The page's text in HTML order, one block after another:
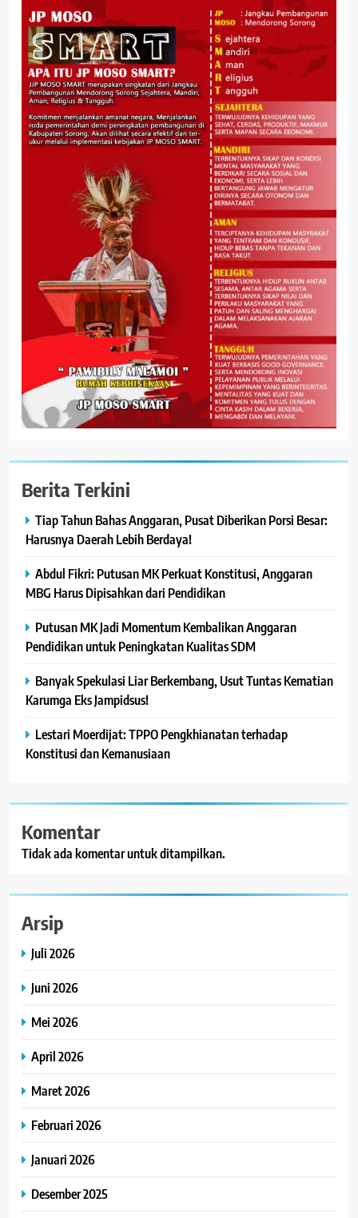
Berita Terkini
Tiap Tahun Bahas Anggaran, Pusat Diberikan Porsi Besar:
Harusnya Daerah Lebih Berdaya!
Abdul Fikri: Putusan MK Perkuat Konstitusi, Anggaran
MBG Harus Dipisahkan dari Pendidikan
Putusan MK Jadi Momentum Kembalikan Anggaran
Pendidikan untuk Peningkatan Kualitas SDM
Banyak Spekulasi Liar Berkembang, Usut Tuntas Kematian
Karumga Eks Jampidsus!
Lestari Moerdijat: TPPO Pengkhianatan terhadap
Konstitusi dan Kemanusiaan
Komentar
Tidak ada komentar untuk ditampilkan.
Arsip
Juli 2026
Juni 2026
Mei 2026
April 2026
Maret 2026
Februari 2026
Januari 2026
Desember 2025